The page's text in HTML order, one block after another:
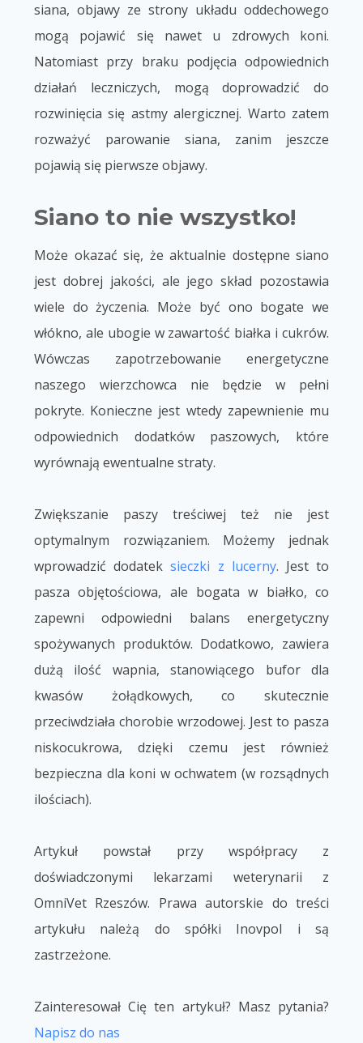
siana, objawy ze strony układu oddechowego
mogą pojawić się nawet u zdrowych koni.
Natomiast przy braku podjęcia odpowiednich
działań leczniczych, mogą doprowadzić do
rozwinięcia się astmy alergicznej. Warto zatem
rozważyć parowanie siana, zanim jeszcze
pojawią się pierwsze objawy.
Siano to nie wszystko!
Może okazać się, że aktualnie dostępne siano
jest dobrej jakości, ale jego skład pozostawia
wiele do życzenia. Może być ono bogate we
włókno, ale ubogie w zawartość białka i cukrów.
Wówczas zapotrzebowanie energetyczne
naszego wierzchowca nie będzie w pełni
pokryte. Konieczne jest wtedy zapewnienie mu
odpowiednich dodatków paszowych, które
wyrównają ewentualne straty.
Zwiększanie paszy treściwej też nie jest
optymalnym rozwiązaniem. Możemy jednak
wprowadzić dodateksieczki z lucerny. Jest to
pasza objętościowa, ale bogata w białko, co
zapewni odpowiedni balans energetyczny
spożywanych produktów. Dodatkowo, zawiera
dużą ilość wapnia, stanowiącego bufor dla
kwasów żołądkowych, co skutecznie
przeciwdziała chorobie wrzodowej. Jest to pasza
niskocukrowa, dzięki czemu jest również
bezpieczna dla koni w ochwatem (w rozsądnych
ilościach).
Artykuł powstał przy współpracy z
doświadczonymi lekarzami weterynarii z
OmniVet Rzeszów. Prawa autorskie do treści
artykułu należą do spółki Inovpol i są
zastrzeżone.
Zainteresował Cię ten artykuł? Masz pytania?
Napisz do nas